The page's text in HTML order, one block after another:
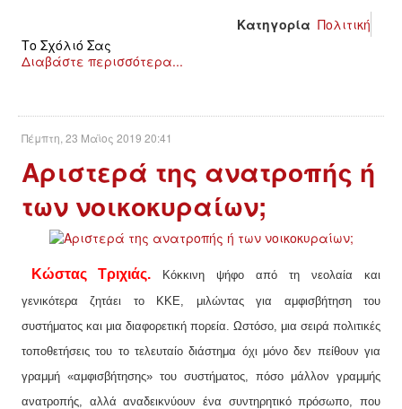
Κατηγορία Πολιτική
Το Σχόλιό Σας
Διαβάστε περισσότερα...
Πέμπτη, 23 Μαϊος 2019 20:41
Αριστερά της ανατροπής ή
των νοικοκυραίων;
Κώστας Τριχιάς.
Κόκκινη ψήφο από τη νεολαία και
γενικότερα ζητάει το ΚΚΕ, μιλώντας για αμφισβήτηση του
συστήματος και μια διαφορετική πορεία. Ωστόσο, μια σειρά πολιτικές
τοποθετήσεις του το τελευταίο διάστημα όχι μόνο δεν πείθουν για
γραμμή «αμφισβήτησης» του συστήματος, πόσο μάλλον γραμμής
ανατροπής, αλλά αναδεικνύουν ένα συντηρητικό πρόσωπο, που